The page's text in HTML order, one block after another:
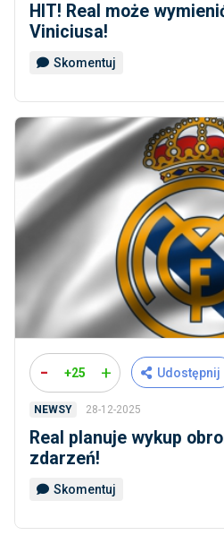
HIT! Real może
Viniciusa!
Skomentuj
- +25 + Udostępnij
NEWSY 28-12-2025
Real planuje wykup
zdarzeń!
Skomentuj